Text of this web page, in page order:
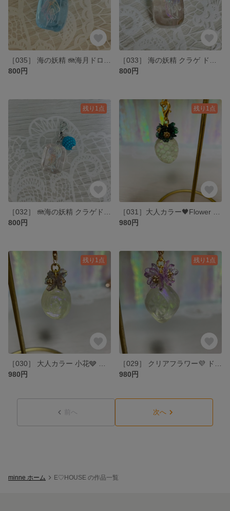
800円
800円
残り1点
800円
残り1点
980円
残り1点
980円
残り1点
980円
前へ 次へ
minne ホーム E♡HOUSE の作品一覧